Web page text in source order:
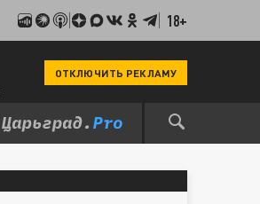
18+
ОТКЛЮЧИТЬ РЕКЛАМУ